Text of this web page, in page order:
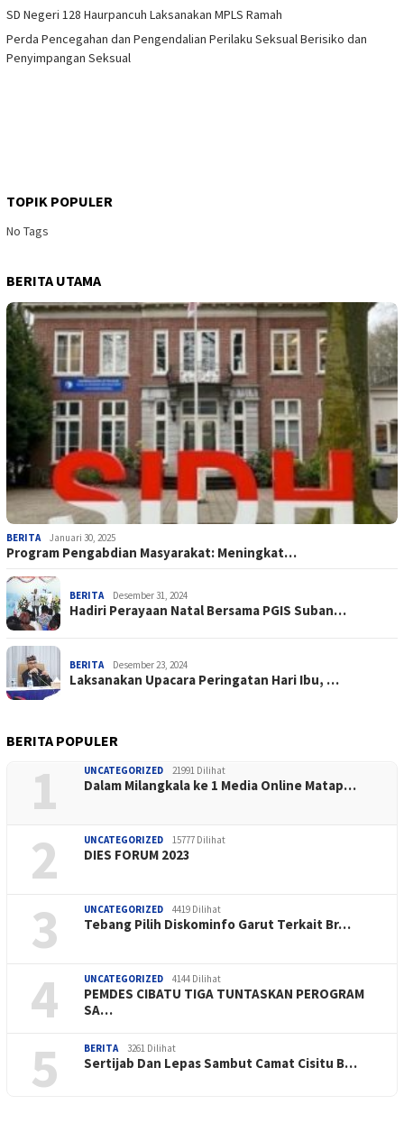
SD Negeri 128 Haurpancuh Laksanakan MPLS Ramah
Perda Pencegahan dan Pengendalian Perilaku Seksual Berisiko dan
Penyimpangan Seksual
TOPIK POPULER
No Tags
BERITA UTAMA
BERITA Januari 30, 2025
Program Pengabdian Masyarakat: Meningkat…
BERITA Desember 31, 2024
Hadiri Perayaan Natal Bersama PGIS Suban…
BERITA Desember 23, 2024
Laksanakan Upacara Peringatan Hari Ibu, …
BERITA POPULER
1 UNCATEGORIZED 21991 Dilihat
Dalam Milangkala ke 1 Media Online Matap…
2 UNCATEGORIZED 15777 Dilihat
DIES FORUM 2023
3 UNCATEGORIZED 4419 Dilihat
Tebang Pilih Diskominfo Garut Terkait Br…
4 UNCATEGORIZED 4144 Dilihat
PEMDES CIBATU TIGA TUNTASKAN PEROGRAM
SA…
5 BERITA 3261 Dilihat
Sertijab Dan Lepas Sambut Camat Cisitu B…